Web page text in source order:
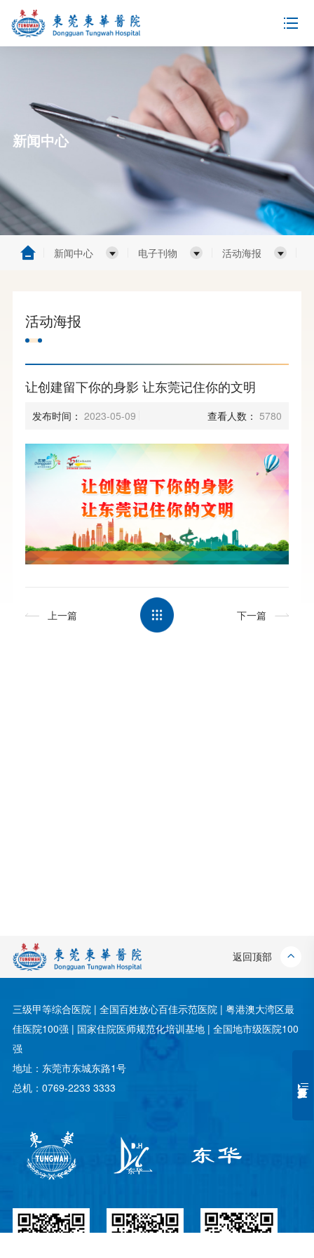
新闻中心
新闻中心 电子刊物 活动海报
活动海报
让创建留下你的身影 让东莞记住你的文明
发布时间： 2023-05-09 查看人数： 5780
上一篇 下一篇
返回顶部
三级甲等综合医院 | 全国百姓放心百佳示范医院 | 粤港澳大湾区最
佳医院100强 | 国家住院医师规范化培训基地 | 全国地市级医院100
强
地址：东莞市东城东路1号
总机：0769-2233 3333